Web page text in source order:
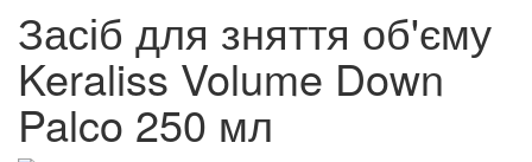
Засіб для зняття об'єму
Keraliss Volume Down
Palco 250 мл